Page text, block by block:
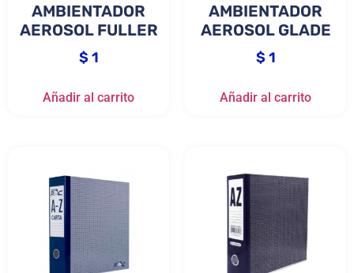
AMBIENTADOR
AEROSOL FULLER
$1
Añadir al carrito
AMBIENTADOR
AEROSOL GLADE
$1
Añadir al carrito